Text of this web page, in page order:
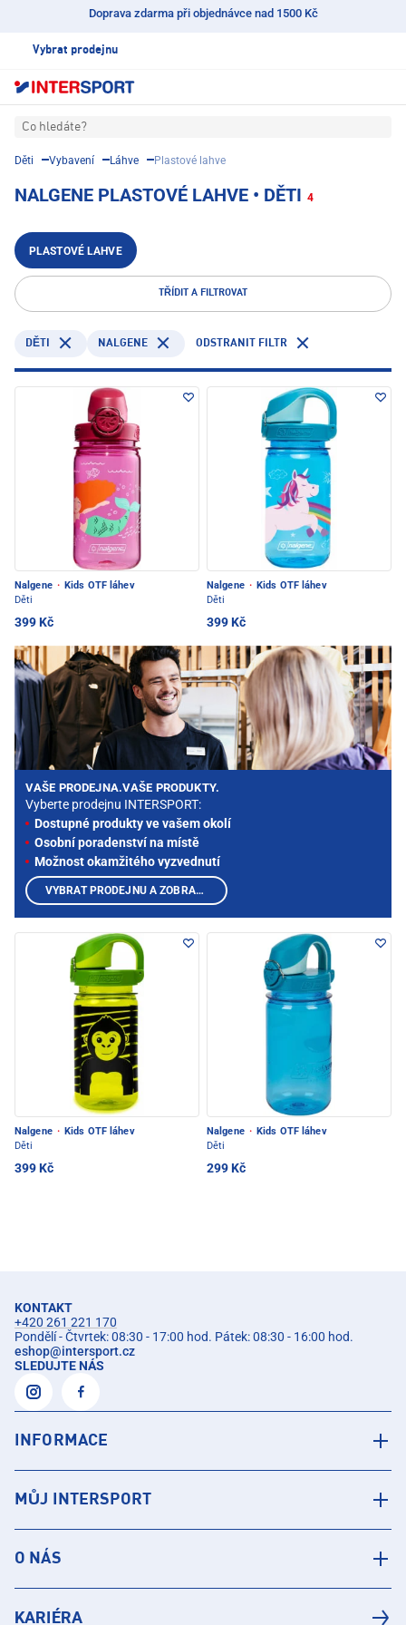
Doprava zdarma při objednávce nad 1500 Kč
Vybrat prodejnu
Co hledáte?
Děti Vybavení Láhve Plastové lahve
NALGENE PLASTOVÉ LAHVE • DĚTI 4
PLASTOVÉ LAHVE
TŘÍDIT A FILTROVAT
DĚTI NALGENE ODSTRANIT FILTR
Nalgene · Kids OTF láhev
Děti
399 Kč
Nalgene · Kids OTF láhev
Děti
399 Kč
Nalgene · Kids OTF láhev
Děti
399 Kč
Nalgene · Kids OTF láhev
Děti
299 Kč
VAŠE PRODEJNA.VAŠE PRODUKTY.
Vyberte prodejnu INTERSPORT:
Dostupné produkty ve vašem okolí
Osobní poradenství na místě
Možnost okamžitého vyzvednutí
VYBRAT PRODEJNU A ZOBRAZIT PRODUKTY
KONTAKT
+420 261 221 170
Pondělí - Čtvrtek: 08:30 - 17:00 hod. Pátek: 08:30 - 16:00 hod.
eshop@intersport.cz
SLEDUJTE NÁS
INFORMACE
MŮJ INTERSPORT
O NÁS
KARIÉRA